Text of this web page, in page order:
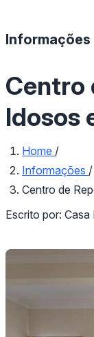
Informações
Centro
Idosos
Home /
Informações /
Centro de
Escrito por: Casa